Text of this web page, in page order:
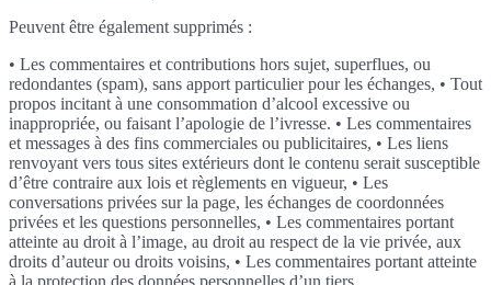
Peuvent être également supprimés :
• Les commentaires et contributions hors sujet, superflues, ou
redondantes (spam), sans apport particulier pour les échanges, • Tout
propos incitant à une consommation d’alcool excessive ou
inappropriée, ou faisant l’apologie de l’ivresse. • Les commentaires
et messages à des fins commerciales ou publicitaires, • Les liens
renvoyant vers tous sites extérieurs dont le contenu serait susceptible
d’être contraire aux lois et règlements en vigueur, • Les
conversations privées sur la page, les échanges de coordonnées
privées et les questions personnelles, • Les commentaires portant
atteinte au droit à l’image, au droit au respect de la vie privée, aux
droits d’auteur ou droits voisins, • Les commentaires portant atteinte
à la protection des données personnelles d’un tiers.